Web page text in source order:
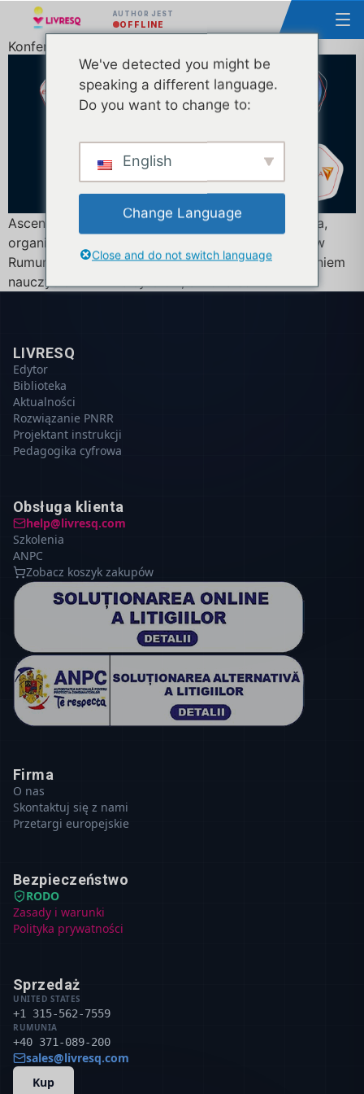
AUTHOR JEST
OFFLINE
Konferencja eLearning Rumunia - 2 edycja
Ascendia S.A., we współpracy z Microsoft Romania,
organizuje największe wydarzenie e-learningowe w
Rumunii, cieszące się maksymalnym zainteresowaniem
nauczycieli z uniwersytetów, szkół średnich i firm.
LIVRESQ
Edytor
Biblioteka
Aktualności
Rozwiązanie PNRR
Projektant instrukcji
Pedagogika cyfrowa
Obsługa klienta
help@livresq.com
Szkolenia
ANPC
Zobacz koszyk zakupów
Firma
O nas
Skontaktuj się z nami
Przetargi europejskie
Bezpieczeństwo
RODO
Zasady i warunki
Polityka prywatności
Sprzedaż
UNITED STATES
+1 315-562-7559
RUMUNIA
+40 371-089-200
sales@livresq.com
Kup
We've detected you might be
speaking a different language.
Do you want to change to:
English
Change Language
Close and do not switch language